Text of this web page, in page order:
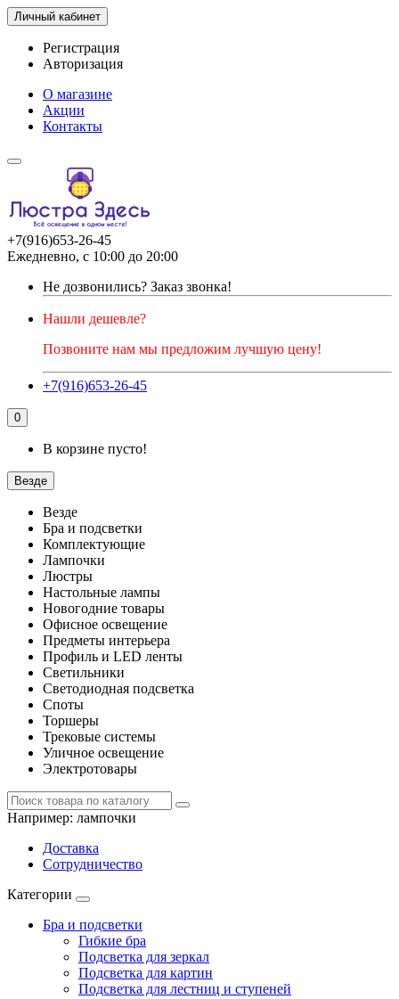
Личный кабинет
Регистрация
Авторизация
О магазине
Акции
Контакты
+7(916)653-26-45
Ежедневно, с 10:00 до 20:00
Не дозвонились? Заказ звонка!
Нашли дешевле?
Позвоните нам мы предложим лучшую цену!
+7(916)653-26-45
0
В корзине пусто!
Везде
Везде
Бра и подсветки
Комплектующие
Лампочки
Люстры
Настольные лампы
Новогодние товары
Офисное освещение
Предметы интерьера
Профиль и LED ленты
Светильники
Светодиодная подсветка
Споты
Торшеры
Трековые системы
Уличное освещение
Электротовары
Например: лампочки
Доставка
Сотрудничество
Категории
Бра и подсветки
Гибкие бра
Подсветка для зеркал
Подсветка для картин
Подсветка для лестниц и ступеней